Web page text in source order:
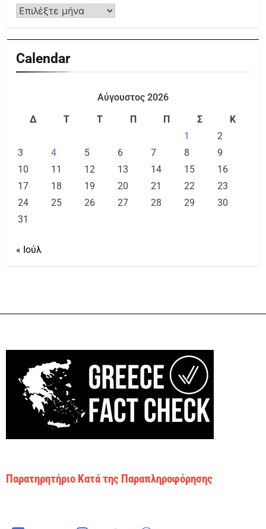
Calendar
Αύγουστος 2026
Δ
Τ Τ Π Π Σ
Κ
1
2
3
4 5 6 7 8
9
10
11 12 13 14 15
16
17
18 19 20 21 22
23
24
25 26 27 28 29
30
31
« Ιούλ
Παρατηρητήριο Κατά της Παραπληροφόρησης